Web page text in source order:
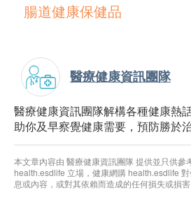
腸道健康保健品
醫療健康資訊團隊
醫療健康資訊團隊解構各種健康熱
助你及早察覺健康需要，預防勝於
本文章內容由 醫療健康資訊團隊 提供並只供參
health.esdlife 立場，健康網購 health.esdlife
息或內容，或對其依賴而造成的任何損失或損害